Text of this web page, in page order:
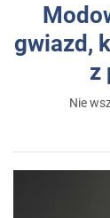
gwiazd,
z
Nie